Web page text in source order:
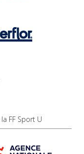
FF Sport U